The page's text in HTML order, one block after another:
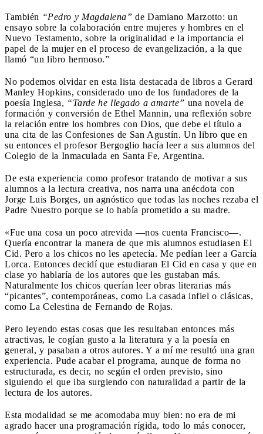
También “Pedro y Magdalena” de Damiano Marzotto: un
ensayo sobre la colaboración entre mujeres y hombres en el
Nuevo Testamento, sobre la originalidad e la importancia el
papel de la mujer en el proceso de evangelización, a la que
llamó “un libro hermoso.”
No podemos olvidar en esta lista destacada de libros a Gerard
Manley Hopkins, considerado uno de los fundadores de la
poesía Inglesa, “Tarde he llegado a amarte” una novela de
formación y conversión de Ethel Mannin, una reflexión sobre
la relación entre los hombres con Dios, que debe el título a
una cita de las Confesiones de San Agustín. Un libro que en
su entonces el profesor Bergoglio hacía leer a sus alumnos del
Colegio de la Inmaculada en Santa Fe, Argentina.
De esta experiencia como profesor tratando de motivar a sus
alumnos a la lectura creativa, nos narra una anécdota con
Jorge Luis Borges, un agnóstico que todas las noches rezaba el
Padre Nuestro porque se lo había prometido a su madre.
«Fue una cosa un poco atrevida —nos cuenta Francisco—.
Quería encontrar la manera de que mis alumnos estudiasen El
Cid. Pero a los chicos no les apetecía. Me pedían leer a García
Lorca. Entonces decidí que estudiaran El Cid en casa y que en
clase yo hablaría de los autores que les gustaban más.
Naturalmente los chicos querían leer obras literarias más
“picantes”, contemporáneas, como La casada infiel o clásicas,
como La Celestina de Fernando de Rojas.
Pero leyendo estas cosas que les resultaban entonces más
atractivas, le cogían gusto a la literatura y a la poesía en
general, y pasaban a otros autores. Y a mí me resultó una gran
experiencia. Pude acabar el programa, aunque de forma no
estructurada, es decir, no según el orden previsto, sino
siguiendo el que iba surgiendo con naturalidad a partir de la
lectura de los autores.
Esta modalidad se me acomodaba muy bien: no era de mi
agrado hacer una programación rígida, todo lo más conocer,